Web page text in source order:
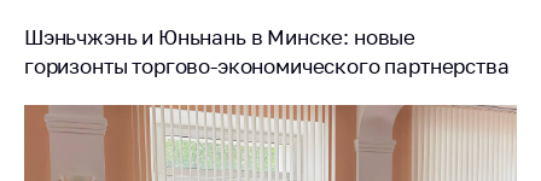
Соискателям
Награждения
Белорусская
универсальная
товарная биржа
Шэньчжэнь и Юньнань в Минске: новые
горизонты торгово-экономического партнерства